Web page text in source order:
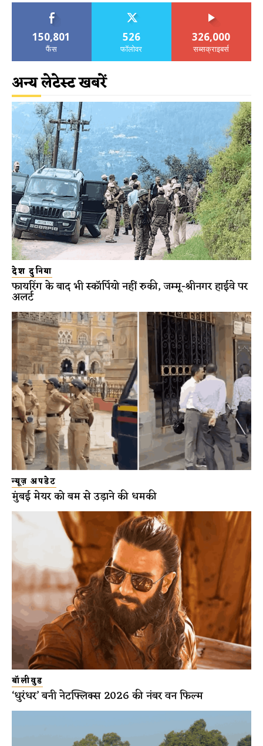
150,801
फैंस
526
फॉलोवर
326,000
सब्सक्राइबर्स
अन्य लेटेस्ट खबरें
देश दुनिया
फायरिंग के बाद भी स्कॉर्पियो नहीं रुकी, जम्मू-श्रीनगर हाईवे पर
अलर्ट
न्यूज़ अपडेट
मुंबई मेयर को बम से उड़ाने की धमकी
बॉलीवुड
‘धुरंधर’ बनी नेटफ्लिक्स 2026 की नंबर वन फिल्म